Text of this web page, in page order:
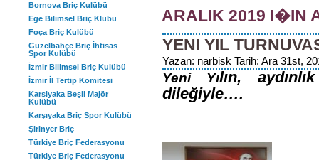
18.TRAFİK TERÖRÜ VE
ŞİDDETE HAYIR TURNUVASI
2024 YILI OLAĞAN GENEL
KURULU SONUCU ORGANLAR
ŞU ŞEKİLDE OLUŞMUŞTUR.
ARALIK 2019 I�IN
YENI YIL
Yazan: narbisk Tarih: Ara 31st,
Yeni Yılın, ayd
dileğiyle….
Bornova Briç Kulübü
Ege Bilimsel Briç Klübü
Foça Briç Kulübü
Güzelbahçe Briç İhtisas
Spor Kulübü
İzmir Bilimsel Briç Kulübü
İzmir İl Tertip Komitesi
Karsiyaka Beşli Majör
Kulübü
Karşıyaka Briç Spor Kulübü
Şirinyer Briç
Türkiye Briç Federasyonu
Türkiye Briç Federasyonu